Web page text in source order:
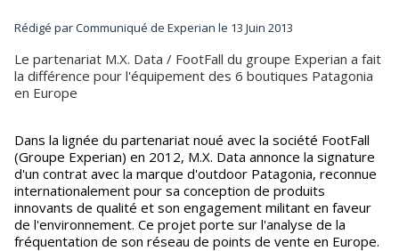
Rédigé par Communiqué de Experian le 13 Juin 2013
Le partenariat M.X. Data / FootFall du groupe Experian a fait
la différence pour l'équipement des 6 boutiques Patagonia
en Europe
Dans la lignée du partenariat noué avec la société FootFall
(Groupe Experian) en 2012, M.X. Data annonce la signature
d'un contrat avec la marque d'outdoor Patagonia, reconnue
internationalement pour sa conception de produits
innovants de qualité et son engagement militant en faveur
de l'environnement. Ce projet porte sur l'analyse de la
fréquentation de son réseau de points de vente en Europe.